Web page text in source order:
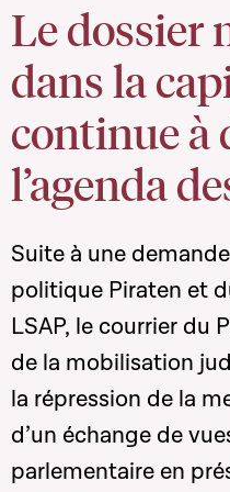
Le dossier
dans la
continue à
l’agenda
Suite à une
politique Piraten et
LSAP, le courrier du
de la mobilisation
la répression de la
d’un échange de
parlementaire en